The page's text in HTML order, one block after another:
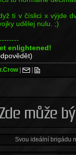
ti v číslici x výjde
udělej nulu. ;)
enlightened!
| |
Svou ideální brigádu